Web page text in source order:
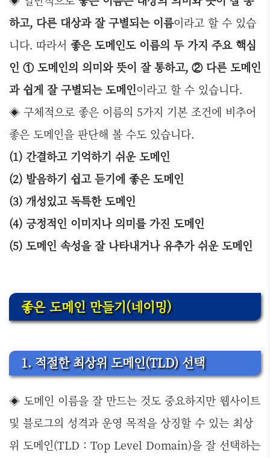
하고, 다른 대상과 잘 구별되는 이름이라고 할 수 있습
니다. 따라서 좋은 도메인도 이름의 두 가지 주요 핵심
인 ① 도메인의 의미와 뜻이 잘 통하고, ② 다른 도메인
과 쉽게 잘 구별되는 도메인이라고 할 수 있습니다.
◈ 구체적으로 좋은 이름의 5가지 기본 조건에 비추어
좋은 도메인을 판단해 볼 수도 있습니다.
(1) 간결하고 기억하기 쉬운 도메인
(2) 발음하기 쉽고 듣기에 좋은 도메인
(3) 개성있고 독특한 도메인
(4) 긍정적인 이미지나 의미를 가진 도메인
(5) 도메인 속성을 잘 나타내거나 유추가 쉬운 도메인
좋은 도메인 만들기(네이밍)
1. 적절한 최상위 도메인(TLD) 선택
◈ 도메인 이름을 잘 만드는 것도 중요하지만 웹사이트
및 블로그의 성격과 운영 목적을 상징할 수 있는 최상
위 도메인(TLD : Top Level Domain)을 잘 선택하는